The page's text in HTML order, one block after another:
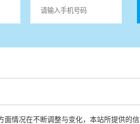
面情况在不断调整与变化，本站所提供的